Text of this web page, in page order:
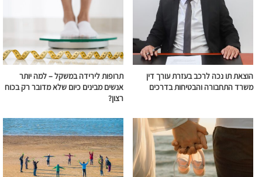
הוצאת תו נכה לרכב בעזרת עורך דין
משרד התחבורה והבטיחות בדרכים
תרופות לירידה במשקל – למה יותר
אנשים מבינים כיום שלא מדובר רק בכוח
רצון?